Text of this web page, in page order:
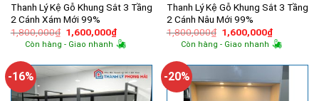
Thanh Lý Kệ Gỗ Khung Sắt 3 Tầng
2 Cánh Xám Mới 99%
1,800,000₫ Giá
gốc
là:
1,600,000₫Giá
hiện
tại
1,600,000₫.
Còn hàng - Giao nhanh
Thanh Lý Kệ Gỗ Khung Sắt 3 Tầng
2 Cánh Nâu Mới 99%
1,800,000₫ Giá
gốc
là:
1,600,000₫Giá
hiện
tại
Còn hàng - Giao nhanh
-16% -20%